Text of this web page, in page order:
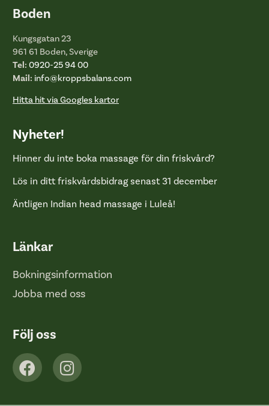
Boden
Kungsgatan 23
961 61 Boden, Sverige
Tel: 0920-25 94 00
Mail: info@kroppsbalans.com
Hitta hit via Googles kartor
Nyheter!
Hinner du inte boka massage för din friskvård?
Lös in ditt friskvårdsbidrag senast 31 december
Äntligen Indian head massage i Luleå!
Länkar
Bokningsinformation
Jobba med oss
Följ oss